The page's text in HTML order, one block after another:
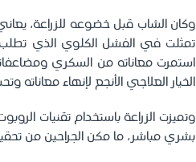
وكان الشاب قبل خضوعه للزراعة،
تمثلت في الفشل الكلوي الذي
استمرت معاناته من السكري
الخيار العلاجي الأنجع لإنهاء معاناته
وتميزت الزراعة باستخدام تقنيات
بشري مباشر، ما مكن الجراحين من